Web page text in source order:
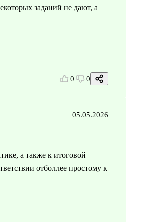
заданий не дают, а
0 0
05.05.2026
а также к итоговой
отболлее простому к